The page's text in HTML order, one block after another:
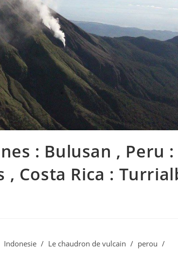
: Bulusan , Peru :
, Costa Rica :
Indonesie / Le chaudron de vulcain / perou /